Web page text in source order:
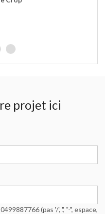
projet ici
(pas '/', '.', "-", espace,